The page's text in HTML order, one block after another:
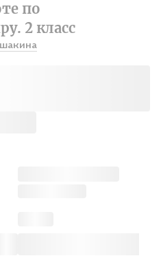
по
2 класс